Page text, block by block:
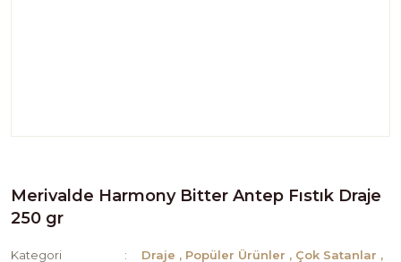
Merivalde Harmony Bitter Antep Fıstık Draje
250 gr
Kategori Draje , Popüler Ürünler , Çok Satanlar ,